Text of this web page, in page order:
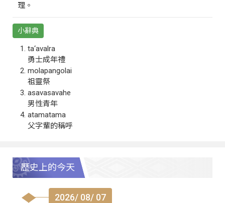
理。
小辭典
ta‘avalra
勇士成年禮
molapangolai
祖靈祭
asavasavahe
男性青年
atamatama
父字輩的稱呼
歷史上的今天
2026/ 08/ 07